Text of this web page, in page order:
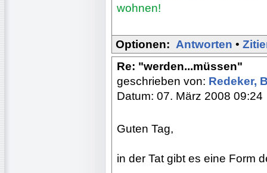
wohnen!
Optionen: Antworten •
Re: "werden...müssen"
geschrieben von: Redeker,
Datum: 07. März 2008 09:24
Guten Tag,
in der Tat gibt es eine Form